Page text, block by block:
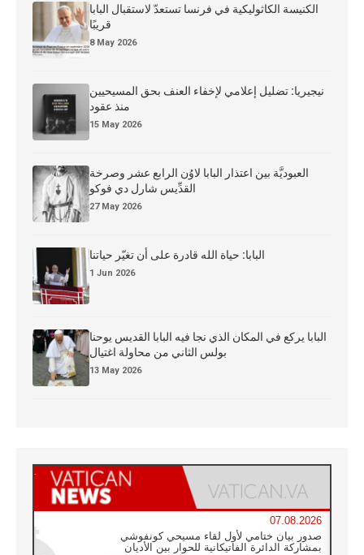
الكنيسة الكاثوليكية في فرنسا تستعدّ لاستقبال البابا
قريبًا
8 May 2026
نيجيريا: تضليل إعلامي لإخفاء العنف بحق المسيحيين
منذ عقود
15 May 2026
العبوديَّة بين اعتذار البابا لاوُن الرابع عشر وصرخة
القدِّيس شارل دي فوكو
27 May 2026
البابا: حياة الله قادرة على أن تغيّر حياتنا
1 Jun 2026
البابا يركع في المكان الذي نجا فيه البابا القديس يوحنا
بولس الثاني من محاولة اغتيال
13 May 2026
07.08.2026
صدور بيان ختامي لأول لقاء مسيحي كونفوشي
بمشاركة الدائرة الفاتيكانية للحوار بين الأديان